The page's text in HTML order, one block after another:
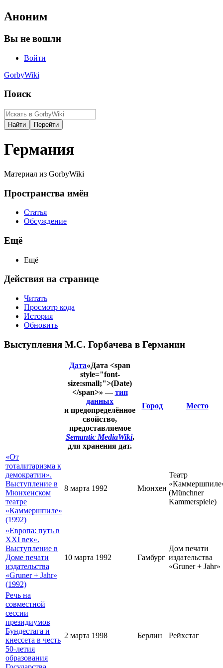
Аноним
Вы не вошли
Войти
GorbyWiki
Поиск
Германия
Материал из GorbyWiki
Пространства имён
Статья
Обсуждение
Ещё
Ещё
Действия на странице
Читать
Просмотр кода
История
Обновить
Выступления М.С. Горбачева в Германии
Дата«Дата <span
style="font-
size:small;">(Date)
</span>» —тип
данных
и предопределённое
свойство,
предоставляемое
Semantic MediaWiki,
для хранения дат.
Город Место
«От
тоталитаризма к
демократии».
Выступление в
Мюнхенском
театре
«Каммершпиле»
(1992)
8 марта 1992 Мюнхен
Театр
(Münchner
Kammerspiele)
«Европа: путь в
XXI век».
Выступление в
Доме печати
издательства
«Gruner + Jahr»
(1992)
10 марта 1992 Гамбург
Дом печати
издательства
«Gruner + Jahr»
Речь на
совместной
сессии
президиумов
Бундестага и
кнессета в честь
50-летия
образования
2 марта 1998 Берлин Рейхстаг